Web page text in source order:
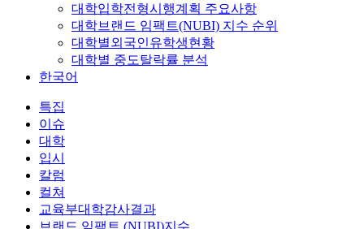
대학입학전형시행계획 주요사항
대학브랜드 임팩트(NUBI) 지수 순위
대학별외국인유학생현황
대학별 중도탈락률 분석
한국어
특집
이슈
대학
입시
칼럼
컬쳐
교육부대학감사결과